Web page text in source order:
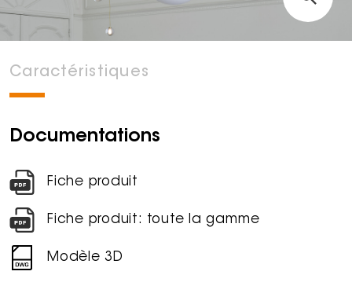
Caractéristiques
Documentations
Fiche produit
Fiche produit: toute la gamme
Modèle 3D